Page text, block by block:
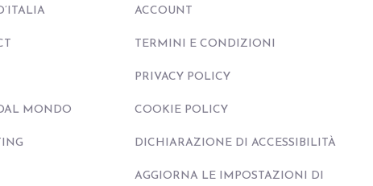
MONDO
ACCOUNT
TERMINI E CONDIZIONI
PRIVACY POLICY
COOKIE POLICY
DICHIARAZIONE DI ACCESSIBILITÀ
AGGIORNA LE IMPOSTAZIONI DI